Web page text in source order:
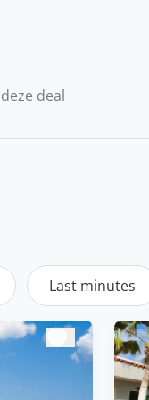
deal
de zon, maar ook
Het is zowel in de
om op te
Last minutes